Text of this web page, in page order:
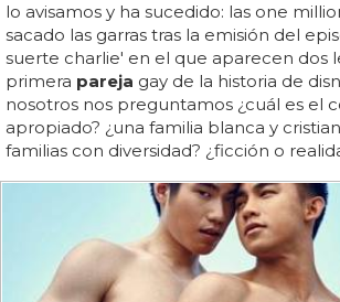
lo avisamos y ha sucedido: las one
sacado las garras tras la emisión del
suerte charlie' en el que aparecen dos
primera pareja gay de la historia de
nosotros nos preguntamos ¿cuál es el
apropiado? ¿una familia blanca y
familias con diversidad? ¿ficción o